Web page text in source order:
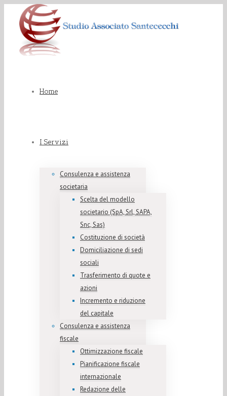
Home
I Servizi
Consulenza e assistenza
societaria
Scelta del modello
societario (SpA, Srl, SAPA,
Snc, Sas)
Costituzione di società
Domiciliazione di sedi
sociali
Trasferimento di quote e
azioni
Incremento e riduzione
del capitale
Consulenza e assistenza
fiscale
Ottimizzazione fiscale
Pianificazione fiscale
internazionale
Redazione delle